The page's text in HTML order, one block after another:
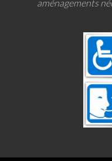
aménagements